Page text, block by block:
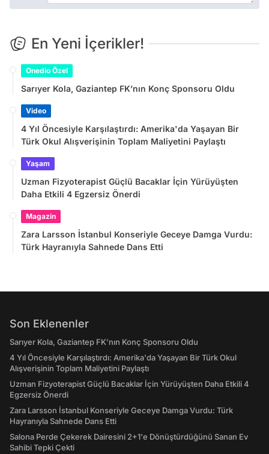
En Yeni İçerikler!
Onedio Özel
Sarıyer Kola, Gaziantep FK’nın Konç Sponsoru Oldu
Video
4 Yıl Öncesiyle Karşılaştırdı: Amerika'da Yaşayan Bir
Türk Okul Alışverişinin Toplam Maliyetini Paylaştı
Yaşam
Uzman Fizyoterapist Güçlü Bacaklar İçin Yürüyüşten
Daha Etkili 4 Egzersiz Önerdi
Magazin
Zara Larsson İstanbul Konseriyle Geceye Damga Vurdu:
Türk Hayranıyla Sahnede Dans Etti
Son Eklenenler
Sarıyer Kola, Gaziantep FK’nın Konç Sponsoru Oldu
4 Yıl Öncesiyle Karşılaştırdı: Amerika'da Yaşayan Bir Türk Okul
Alışverişinin Toplam Maliyetini Paylaştı
Uzman Fizyoterapist Güçlü Bacaklar İçin Yürüyüşten Daha Etkili 4
Egzersiz Önerdi
Zara Larsson İstanbul Konseriyle Geceye Damga Vurdu: Türk
Hayranıyla Sahnede Dans Etti
Salona Perde Çekerek Dairesini 2+1'e Dönüştürdüğünü Sanan Ev
Sahibi Tepki Çekti